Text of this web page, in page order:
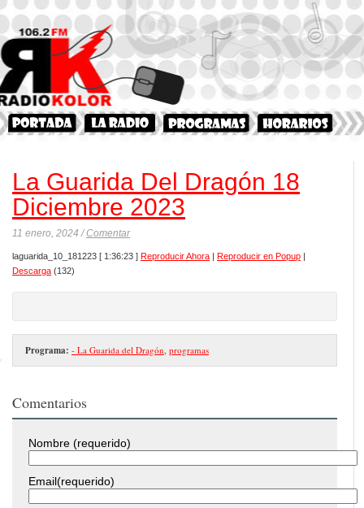
La Guarida Del Dragón 18
Diciembre 2023
11 enero, 2024 /Comentar
laguarida_10_181223 [ 1:36:23 ] Reproducir Ahora | Reproducir en Popup |
Descarga (132)
Programa: - La Guarida del Dragón, programas
Comentarios
Nombre (requerido)
Email(requerido)